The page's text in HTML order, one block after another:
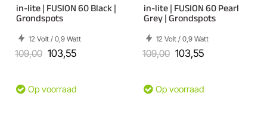
in-lite | FUSION 60 Black |
Grondspots
12 Volt / 0,9 Watt
109,00 103,55
Op voorraad
in-lite | FUSION 60 Pearl
Grey | Grondspots
12 Volt / 0,9 Watt
109,00 103,55
Op voorraad